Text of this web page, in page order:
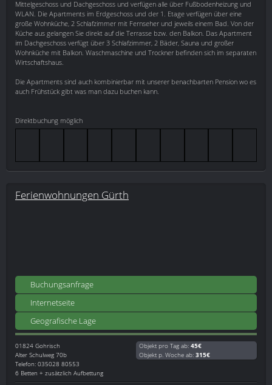
Mittelgeschoss und Dachgeschoss und verfügen alle über Fußbodenheizung und
WLAN. Die Apartments im Erdgeschoss und der 1. Etage verfügen über eine
große Wohnküche, 2 Schlafzimmer mit Fernseher und jeweils einem Bad. Von der
Küche aus gelangen Sie direkt auf die Terrasse bzw. den Balkon. Das Apartment
im Dachgeschoss verfügt über 3 Schlafzimmer, 2 Bäder, Sauna und großer
Wohnküche mit Balkon. Waschmaschine und Trockner befinden sich im separaten
Wirtschaftshaus.
Die Apartments sind auch kombinierbar mit unserer benachbarten Pension wo es
auch Frühstück gibt was man dazu buchen kann.
Direktbuchung möglich
Ferienwohnungen Gürth
Buchungsanfrage
Internetseite
Geografische Lage
01824 Gohrisch
Alter Schulweg 70b
Telefon: 035028 80553
6 Betten + zusätzlich Aufbettung
Objekt pro Tag ab: 45€
Objekt p. Woche ab: 315€